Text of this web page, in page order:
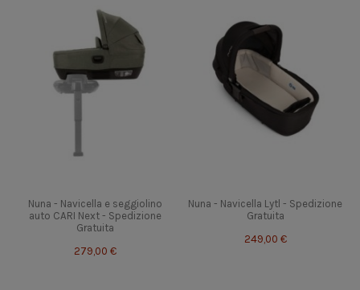
Nuna - Navicella e seggiolino
auto CARI Next - Spedizione
Gratuita
279,00 €
Nuna - Navicella Lytl - Spedizione
Gratuita
249,00 €